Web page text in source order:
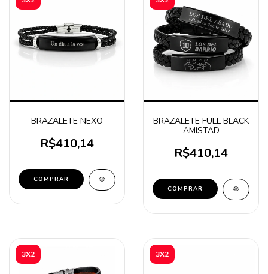
BRAZALETE NEXO
R$410,14
COMPRAR
BRAZALETE FULL BLACK
AMISTAD
R$410,14
COMPRAR
3X2 3X2